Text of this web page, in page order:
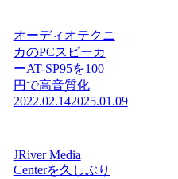
オーディオテクニ
カのPCスピーカ
ーAT-SP95を100
円で高音質化
2022.02.142025.01.09
JRiver Media
Centerを久しぶり